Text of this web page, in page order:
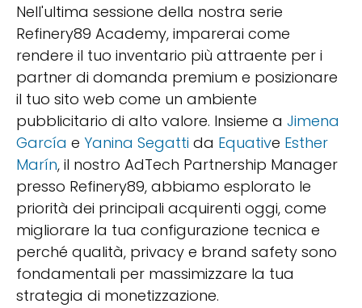
Nell'ultima sessione della nostra serie
Refinery89 Academy, imparerai come
rendere il tuo inventario più attraente per i
partner di domanda premium e posizionare
il tuo sito web come un ambiente
pubblicitario di alto valore. Insieme a Jimena
García e Yanina Segatti da Equative Esther
Marín, il nostro AdTech Partnership Manager
presso Refinery89, abbiamo esplorato le
priorità dei principali acquirenti oggi, come
migliorare la tua configurazione tecnica e
perché qualità, privacy e brand safety sono
fondamentali per massimizzare la tua
strategia di monetizzazione.